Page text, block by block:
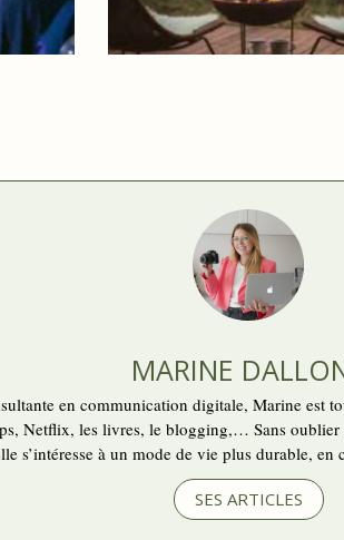
MARINE
en communication digitale, Marine est
Netflix, les livres, le blogging,… Sans
s’intéresse à un mode de vie plus durable,
SES ARTICLES